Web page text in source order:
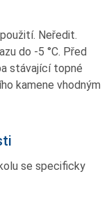
Neředit.
do -5 °C. Před
stávající topné
kamene vhodným
se specificky